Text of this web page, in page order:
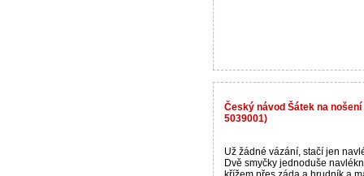
Český návod Šátek na
5039001)
Už žádné vázání, stačí jen
Dvě smyčky jednoduše